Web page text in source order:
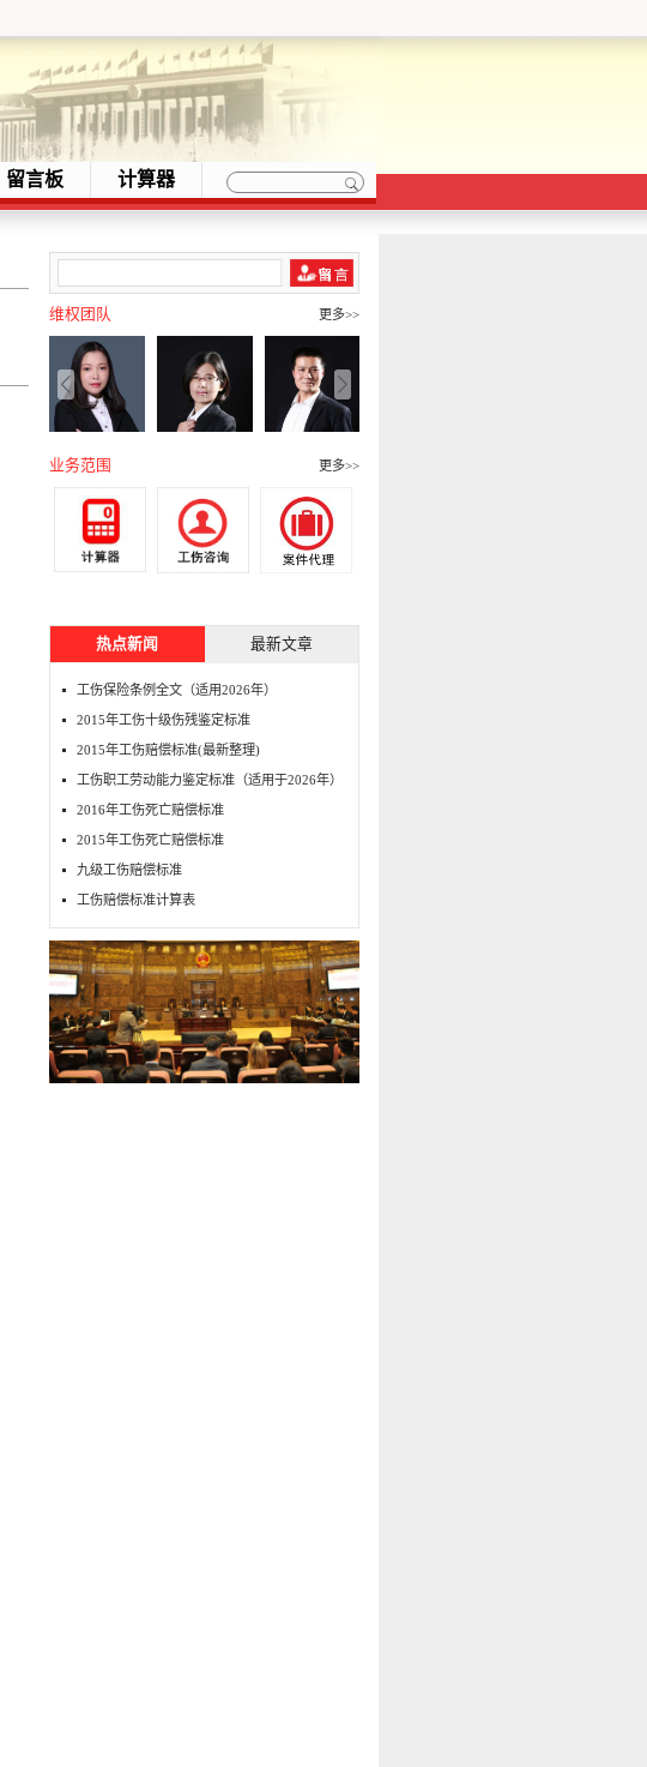
留言板 计算器
维权团队 更多>>
业务范围 更多>>
热点新闻 最新文章
工伤保险条例全文（适用2026年）
2015年工伤十级伤残鉴定标准
2015年工伤赔偿标准(最新整理)
工伤职工劳动能力鉴定标准（适用于2026年）
2016年工伤死亡赔偿标准
2015年工伤死亡赔偿标准
九级工伤赔偿标准
工伤赔偿标准计算表